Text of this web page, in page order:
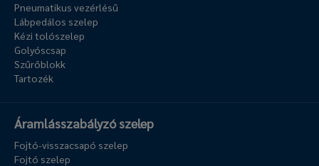
Pneumatikus vezérlésű
Lábpedálos szelep
Kézi tolószelep
Golyóscsap
Szűrőblokk
Tartozék
Áramlásszabályzó szelep
Fojtó-visszacsapó szelep
Fojtó szelep